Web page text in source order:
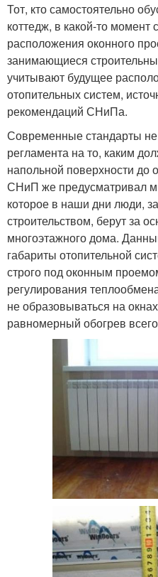
Тот, кто самостоятельно
коттедж, в какой-то момент
расположения оконного
занимающиеся
учитывают будущее
отопительных систем,
рекомендаций СНиПа.
Современные стандарты
регламента на то, каким
напольной поверхности до
СНиП же предусматривал
которое в наши дни люди,
строительством, берут за
многоэтажного дома.
габариты отопительной
строго под оконным
регулирования
не образовываться на
равномерный обогрев